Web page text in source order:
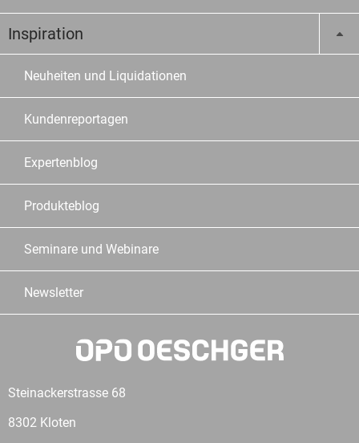
Inspiration
Neuheiten und Liquidationen
Kundenreportagen
Expertenblog
Produkteblog
Seminare und Webinare
Newsletter
Steinackerstrasse 68
8302 Kloten